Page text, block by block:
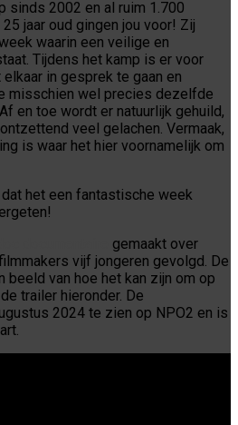
sinds 2002 en al ruim 1.700
jaar oud gingen jou voor! Zij
waarin een veilige en
Tijdens het kamp is er voor
in gesprek te gaan en
misschien wel precies dezelfde
en toe wordt er natuurlijk gehuild,
veel gelachen. Vermaak,
is waar het hier voornamelijk om
het een fantastische week
gemaakt over
vijf jongeren gevolgd. De
beeld van hoe het kan zijn om op
trailer hieronder. De
2024 te zien op NPO2 en is